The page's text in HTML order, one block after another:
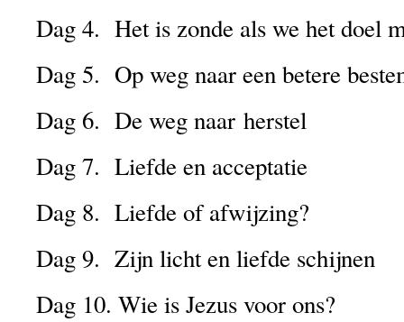
Dag 4. Het is zonde als we het doel
Dag 5. Op weg naar een betere
Dag 6. De weg naar herstel
Dag 7. Liefde en acceptatie
Dag 8. Liefde of afwijzing?
Dag 9. Zijn licht en liefde schijnen
Dag 10. Wie is Jezus voor ons?